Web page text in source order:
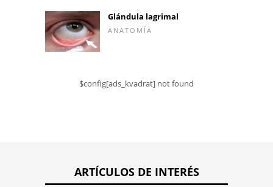
Glándula lagrimal
ANATOMÍA
$config[ads_kvadrat] not found
ARTÍCULOS DE INTERÉS